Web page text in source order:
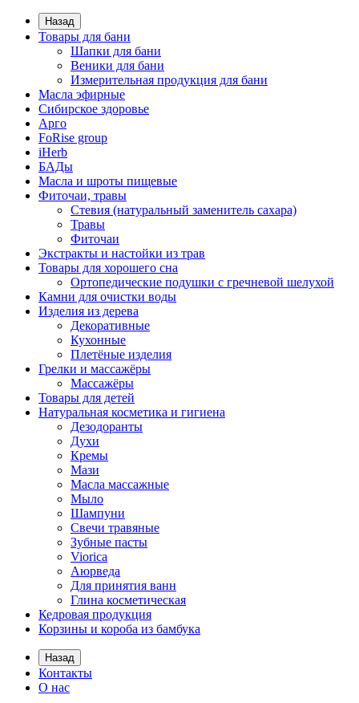
Назад
Товары для бани
Шапки для бани
Веники для бани
Измерительная продукция для бани
Масла эфирные
Сибирское здоровье
Арго
FoRise group
iHerb
БАДы
Масла и шроты пищевые
Фиточаи, травы
Стевия (натуральный заменитель сахара)
Травы
Фиточаи
Экстракты и настойки из трав
Товары для хорошего сна
Ортопедические подушки с гречневой шелухой
Камни для очистки воды
Изделия из дерева
Декоративные
Кухонные
Плетёные изделия
Грелки и массажёры
Массажёры
Товары для детей
Натуральная косметика и гигиена
Дезодоранты
Духи
Кремы
Мази
Масла массажные
Мыло
Шампуни
Свечи травяные
Зубные пасты
Viorica
Аюрведа
Для принятия ванн
Глина косметическая
Кедровая продукция
Корзины и короба из бамбука
Назад
Контакты
О нас